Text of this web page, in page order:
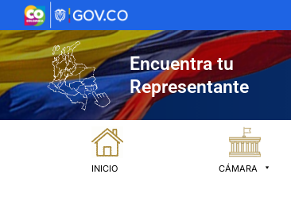
al
contenido
Encuentra tu
Representante
INICIO CÁMARA